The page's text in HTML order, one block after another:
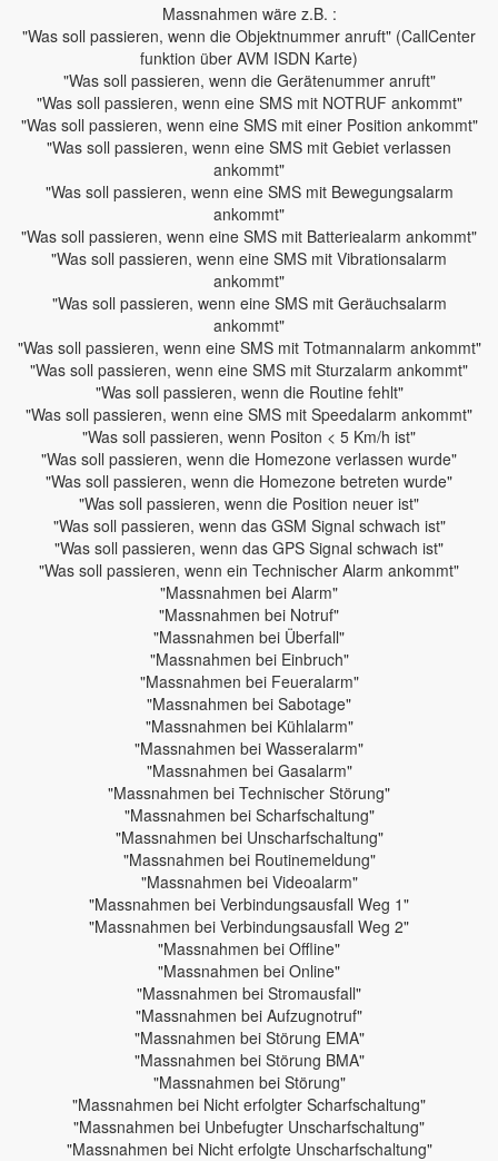
Massnahmen wäre z.B. :
"Was soll passieren, wenn die Objektnummer anruft" (CallCenter
funktion über AVM ISDN Karte)
"Was soll passieren, wenn die Gerätenummer anruft"
"Was soll passieren, wenn eine SMS mit NOTRUF ankommt"
"Was soll passieren, wenn eine SMS mit einer Position ankommt"
"Was soll passieren, wenn eine SMS mit Gebiet verlassen
ankommt"
"Was soll passieren, wenn eine SMS mit Bewegungsalarm
ankommt"
"Was soll passieren, wenn eine SMS mit Batteriealarm ankommt"
"Was soll passieren, wenn eine SMS mit Vibrationsalarm
ankommt"
"Was soll passieren, wenn eine SMS mit Geräuchsalarm
ankommt"
"Was soll passieren, wenn eine SMS mit Totmannalarm ankommt"
"Was soll passieren, wenn eine SMS mit Sturzalarm ankommt"
"Was soll passieren, wenn die Routine fehlt"
"Was soll passieren, wenn eine SMS mit Speedalarm ankommt"
"Was soll passieren, wenn Positon < 5 Km/h ist"
"Was soll passieren, wenn die Homezone verlassen wurde"
"Was soll passieren, wenn die Homezone betreten wurde"
"Was soll passieren, wenn die Position neuer ist"
"Was soll passieren, wenn das GSM Signal schwach ist"
"Was soll passieren, wenn das GPS Signal schwach ist"
"Was soll passieren, wenn ein Technischer Alarm ankommt"
"Massnahmen bei Alarm"
"Massnahmen bei Notruf"
"Massnahmen bei Überfall"
"Massnahmen bei Einbruch"
"Massnahmen bei Feueralarm"
"Massnahmen bei Sabotage"
"Massnahmen bei Kühlalarm"
"Massnahmen bei Wasseralarm"
"Massnahmen bei Gasalarm"
"Massnahmen bei Technischer Störung"
"Massnahmen bei Scharfschaltung"
"Massnahmen bei Unscharfschaltung"
"Massnahmen bei Routinemeldung"
"Massnahmen bei Videoalarm"
"Massnahmen bei Verbindungsausfall Weg 1"
"Massnahmen bei Verbindungsausfall Weg 2"
"Massnahmen bei Offline"
"Massnahmen bei Online"
"Massnahmen bei Stromausfall"
"Massnahmen bei Aufzugnotruf"
"Massnahmen bei Störung EMA"
"Massnahmen bei Störung BMA"
"Massnahmen bei Störung"
"Massnahmen bei Nicht erfolgter Scharfschaltung"
"Massnahmen bei Unbefugter Unscharfschaltung"
"Massnahmen bei Nicht erfolgte Unscharfschaltung"